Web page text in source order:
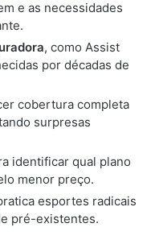
e as necessidades
, como Assist
por décadas de
cobertura completa
surpresas
identificar qual plano
menor preço.
esportes radicais
pré-existentes.